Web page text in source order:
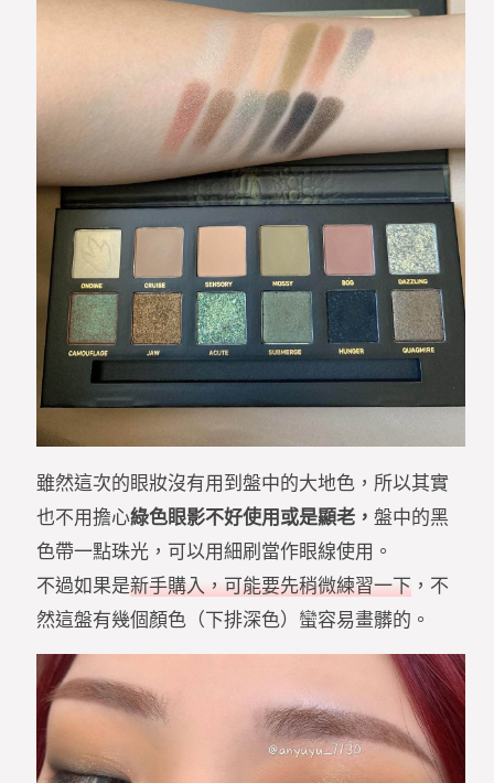
雖然這次的眼妝沒有用到盤中的大地色，所以其實
也不用擔心綠色眼影不好使用或是顯老， 盤中的黑
色帶一點珠光，可以用細刷當作眼線使用。
不過如果是新手購入，可能要先稍微練習一下 ，不
然這盤有幾個顏色（下排深色）蠻容易畫髒的。